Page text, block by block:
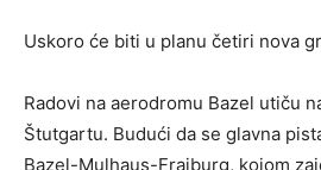
Uskoro će biti u planu četiri nova
Radovi na aerodromu Bazel utiču
Štutgartu. Budući da se glavna
Bazel-Mulhaus-Frajburg, kojom